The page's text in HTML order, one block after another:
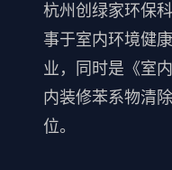
杭州创绿家环保
事于室内环境健
业，同时是《室
内装修苯系物清
位。